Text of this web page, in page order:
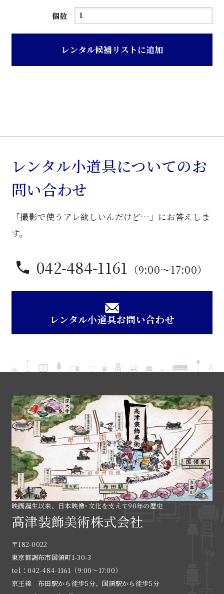
個数
木
粧
ボ
ー
ド
レンタル候補リストに追加
レンタル小道具についてのお
問い合わせ
「撮影で使うアレ欲しいんだけど…」にお答えしま
す。
042-484-1161 （9:00〜17:00）
レンタル小道具お問い合わせ
映画誕生以来、日本映像･文化を支えて90年の歴史
高津装飾美術株式会社
〒182-0022
東京都調布市国領町1-30-3
tel：042-484-1161（9:00〜17:00）
京王線 布田駅から徒歩5分、国領駅から徒歩5分